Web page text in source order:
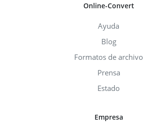
Online-Convert
Ayuda
Blog
Formatos de archivo
Prensa
Estado
Empresa